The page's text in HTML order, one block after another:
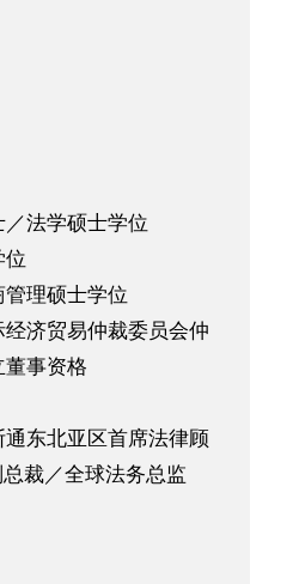
法学硕士学位
位
理硕士学位
济贸易仲裁委员会仲
事资格
东北亚区首席法律顾
裁／全球法务总监